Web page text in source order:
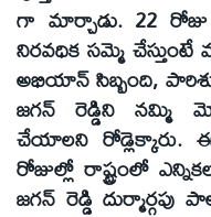
గా మార్చాడు. 22
నిరవధిక సమ్మె చేస్తుంటే
అభియాన్‌ సిబ్బంది,
జగన్‌ రెడ్డిని
చేయాలని రోడ్లెక్కారు.
రోజుల్లో రాష్ట్రంలో
జగన్‌ రెడ్డి దుర్మార్గపు